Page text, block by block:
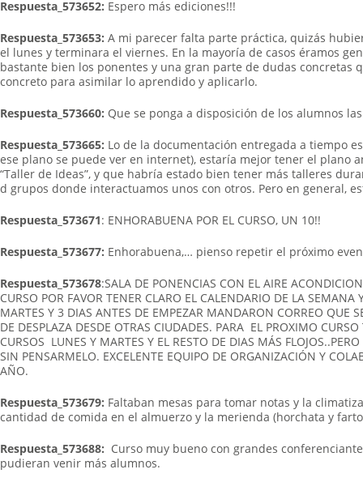
Respuesta_573652: Espero más ediciones!!!
Respuesta_573653: A mi parecer falta parte práctica, quizás
el lunes y terminara el viernes. En la mayoría de casos éramos
bastante bien los ponentes y una gran parte de dudas
concreto para asimilar lo aprendido y aplicarlo.
Respuesta_573660: Que se ponga a disposición de los alumnos
Respuesta_573665: Lo de la documentación entregada a tiempo
ese plano se puede ver en internet), estaría mejor tener el plano
“Taller de Ideas”, y que habría estado bien tener más talleres
d grupos donde interactuamos unos con otros. Pero en general,
Respuesta_573671: ENHORABUENA POR EL CURSO, UN 10!!
Respuesta_573677: Enhorabuena,… pienso repetir el próximo
Respuesta_573678:SALA DE PONENCIAS CON EL AIRE
CURSO POR FAVOR TENER CLARO EL CALENDARIO DE LA
MARTES Y 3 DIAS ANTES DE EMPEZAR MANDARON CORREO QUE
DE DESPLAZA DESDE OTRAS CIUDADES. PARA EL PROXIMO
CURSOS LUNES Y MARTES Y EL RESTO DE DIAS MÁS
SIN PENSARMELO. EXCELENTE EQUIPO DE ORGANIZACIÓN Y
AÑO.
Respuesta_573679: Faltaban mesas para tomar notas y la
cantidad de comida en el almuerzo y la merienda (horchata y
Respuesta_573688: Curso muy bueno con grandes
pudieran venir más alumnos.